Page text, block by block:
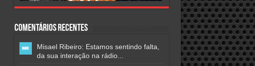
Comentários Recentes
Misael Ribeiro: Estamos sentindo falta,
da sua interação na rádio...